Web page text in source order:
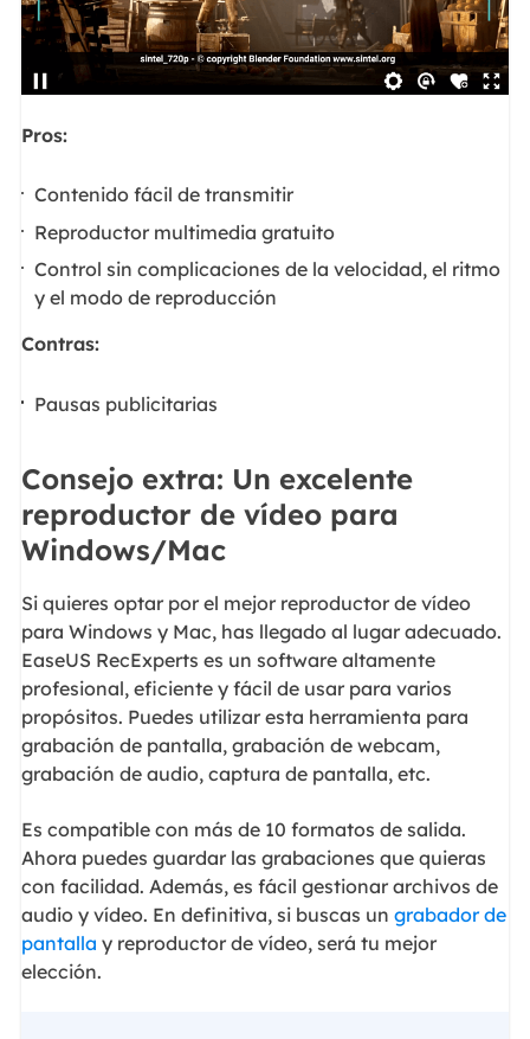
Pros:
Contenido fácil de transmitir
Reproductor multimedia gratuito
Control sin complicaciones de la velocidad, el ritmo
y el modo de reproducción
Contras:
Pausas publicitarias
Consejo extra: Un excelente
reproductor de vídeo para
Windows/Mac
Si quieres optar por el mejor reproductor de vídeo
para Windows y Mac, has llegado al lugar adecuado.
EaseUS RecExperts es un software altamente
profesional, eficiente y fácil de usar para varios
propósitos. Puedes utilizar esta herramienta para
grabación de pantalla, grabación de webcam,
grabación de audio, captura de pantalla, etc.
Es compatible con más de 10 formatos de salida.
Ahora puedes guardar las grabaciones que quieras
con facilidad. Además, es fácil gestionar archivos de
audio y vídeo. En definitiva, si buscas un grabador de
pantalla y reproductor de vídeo, será tu mejor
elección.